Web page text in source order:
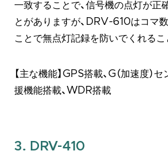
一致することで、信号機の点灯が正
とがありますが、DRV-610はコマ
ことで無点灯記録を防いでくれるこ
【主な機能】GPS搭載、G（加速度）
援機能搭載、WDR搭載
3. DRV-410